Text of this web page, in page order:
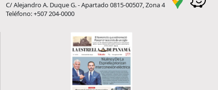
C/ Alejandro A. Duque G. - Apartado 0815-00507, Zona 4
Teléfono: +507 204-0000